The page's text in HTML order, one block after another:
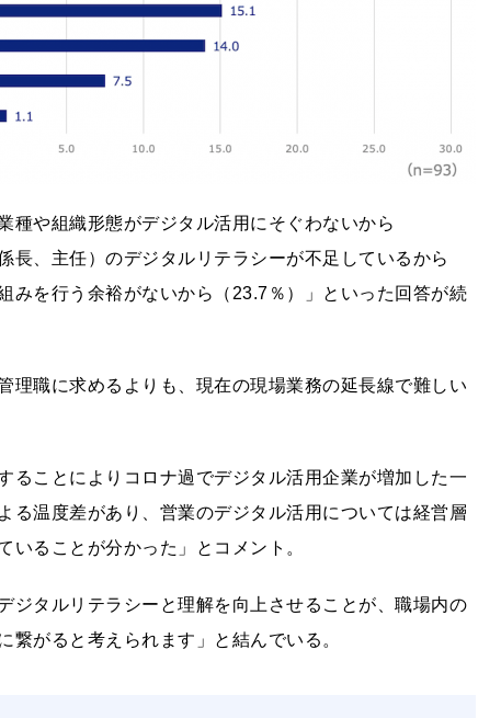
種や組織形態がデジタル活用にそぐわないから
長、主任）のデジタルリテラシーが不足しているから
みを行う余裕がないから（23.7％）」といった回答が続
理職に求めるよりも、現在の現場業務の延長線で難しい
ることによりコロナ過でデジタル活用企業が増加した一
る温度差があり、営業のデジタル活用については経営層
ることが分かった」とコメント。
ジタルリテラシーと理解を向上させることが、職場内の
がると考えられます」と結んでいる。